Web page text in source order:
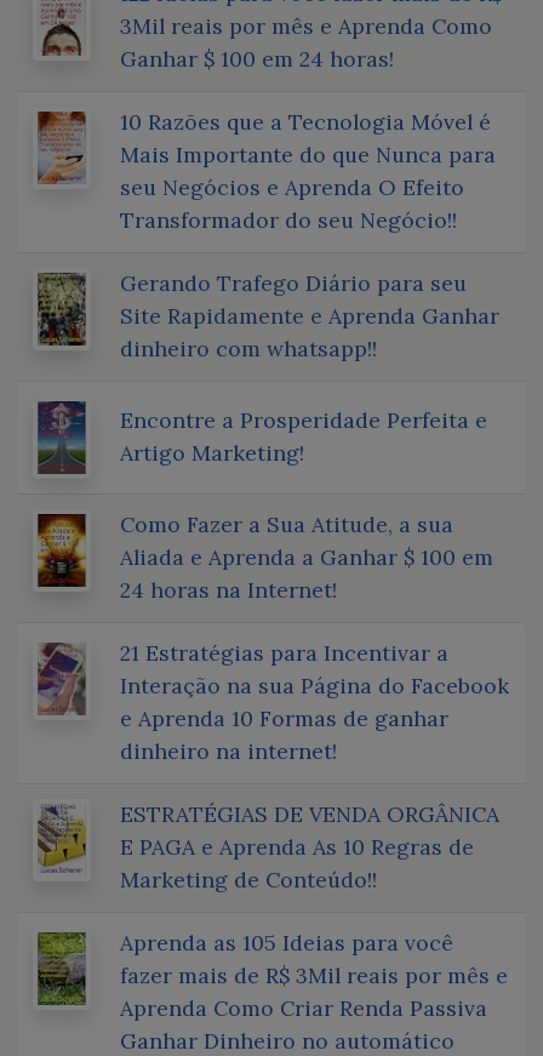
3Mil reais por mês e Aprenda Como
Ganhar $ 100 em 24 horas!
10 Razões que a Tecnologia Móvel é
Mais Importante do que Nunca para
seu Negócios e Aprenda O Efeito
Transformador do seu Negócio!!
Gerando Trafego Diário para seu
Site Rapidamente e Aprenda Ganhar
dinheiro com whatsapp!!
Encontre a Prosperidade Perfeita e
Artigo Marketing!
Como Fazer a Sua Atitude, a sua
Aliada e Aprenda a Ganhar $ 100 em
24 horas na Internet!
21 Estratégias para Incentivar a
Interação na sua Página do Facebook
e Aprenda 10 Formas de ganhar
dinheiro na internet!
ESTRATÉGIAS DE VENDA ORGÂNICA
E PAGA e Aprenda As 10 Regras de
Marketing de Conteúdo!!
Aprenda as 105 Ideias para você
fazer mais de R$ 3Mil reais por mês e
Aprenda Como Criar Renda Passiva
Ganhar Dinheiro no automático